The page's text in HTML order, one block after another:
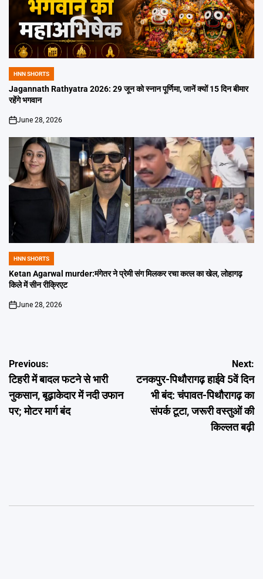
POSTED
IN
HNN SHORTS
Jagannath Rathyatra 2026: 29 जून को स्नान पूर्णिमा, जानें क्यों 15 दिन बीमार
रहेंगे भगवान
on
June 28, 2026
POSTED
IN
HNN SHORTS
Ketan Agarwal murder:मंगेतर ने प्रेमी संग मिलकर रचा कत्ल का खेल, लोहागढ़
किले में सीन रीक्रिएट
on
June 28, 2026
Post
navigation
Previous:
टिहरी में बादल फटने से भारी
नुकसान, बूढ़ाकेदार में नदी उफान
पर; मोटर मार्ग बंद
Next:
टनकपुर-पिथौरागढ़ हाईवे 5वें दिन
भी बंद: चंपावत-पिथौरागढ़ का
संपर्क टूटा, जरूरी वस्तुओं की
किल्लत बढ़ी